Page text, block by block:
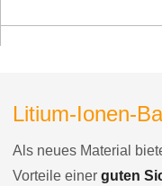
Litium-Ionen-
Als neues Material
Vorteile einer guten